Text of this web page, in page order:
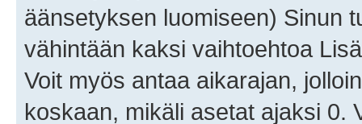
äänsetyksen luomiseen) Sinun
vähintään kaksi vaihtoehtoa
Voit myös antaa aikarajan,
koskaan, mikäli asetat ajaksi 0.